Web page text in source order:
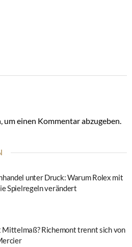
um einen Kommentar abzugeben.
unter Druck: Warum Rolex mit
Spielregeln verändert
Mittelmaß? Richemont trennt sich von